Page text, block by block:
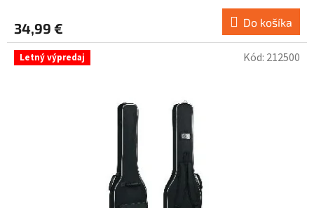
34,99 € Do košíka
Letný výpredaj Kód: 212500